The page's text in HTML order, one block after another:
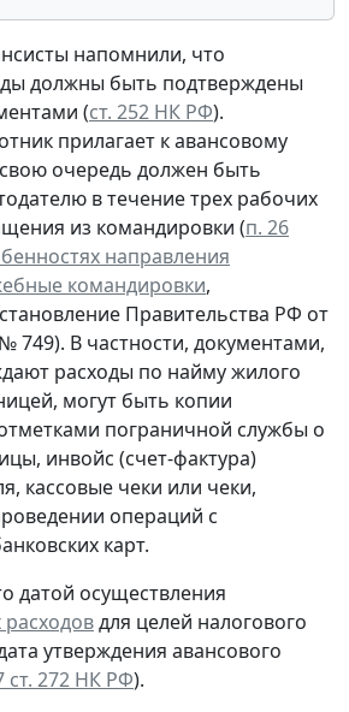
напомнили, что
должны быть подтверждены
(ст. 252 НК РФ).
прилагает к авансовому
очередь должен быть
в течение трех рабочих
из командировки (п. 26
направления
командировки,
Правительства РФ от
749). В частности, документами,
расходы по найму жилого
могут быть копии
пограничной службы о
инвойс (счет-фактура)
кассовые чеки или чеки,
операций с
карт.
датой осуществления
для целей налогового
утверждения авансового
ст. 272 НК РФ).